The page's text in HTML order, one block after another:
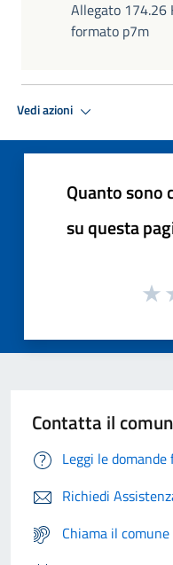
Allegato 174.26
formato p7m
Vedi azioni
Quanto sono
su questa
Contatta il
Leggi le
Richiedi
Chiama il